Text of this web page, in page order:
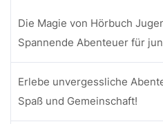
Die Magie von Hörbuch
Spannende Abenteuer für
Erlebe unvergessliche
Spaß und Gemeinschaft!